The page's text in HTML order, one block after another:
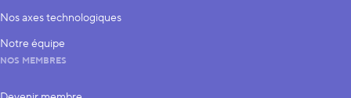
Nos axes technologiques
Notre équipe
NOS MEMBRES